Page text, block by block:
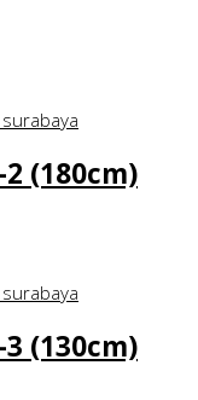
(180cm)
(130cm)